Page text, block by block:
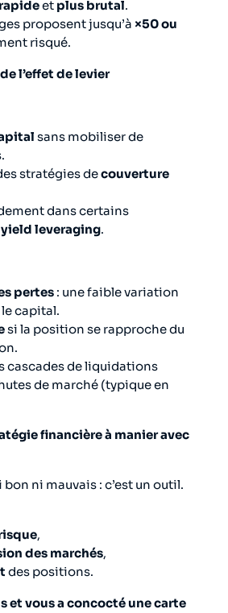
et plus brutal.
proposent jusqu’à ×50 ou
risqué.
l’effet de levier
sans mobiliser de
stratégies decouverture
dans certains
yield leveraging.
pertes : une faible variation
capital.
si la position se rapproche du
cascades de liquidations
de marché (typique en
financière à manier avec
bon ni mauvais : c’est un outil.
,
des marchés,
des positions.
et vous a concocté une carte